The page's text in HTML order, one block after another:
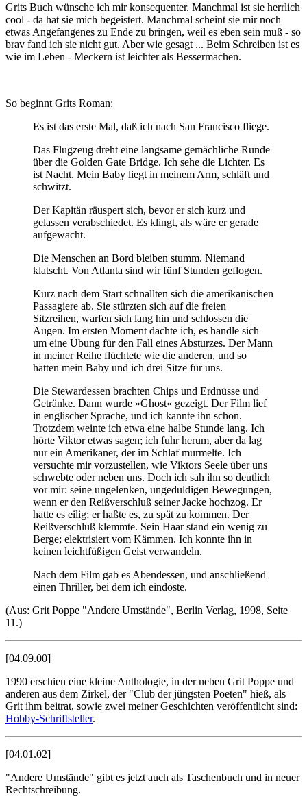
Grits Buch wünsche ich mir konsequenter. Manchmal ist sie herrlich
cool - da hat sie mich begeistert. Manchmal scheint sie mir noch
etwas Angefangenes zu Ende zu bringen, weil es eben sein muß - so
brav fand ich sie nicht gut. Aber wie gesagt ... Beim Schreiben ist es
wie im Leben - Meckern ist leichter als Bessermachen.
So beginnt Grits Roman:
Es ist das erste Mal, daß ich nach San Francisco fliege.
Das Flugzeug dreht eine langsame gemächliche Runde
über die Golden Gate Bridge. Ich sehe die Lichter. Es
ist Nacht. Mein Baby liegt in meinem Arm, schläft und
schwitzt.
Der Kapitän räuspert sich, bevor er sich kurz und
gelassen verabschiedet. Es klingt, als wäre er gerade
aufgewacht.
Die Menschen an Bord bleiben stumm. Niemand
klatscht. Von Atlanta sind wir fünf Stunden geflogen.
Kurz nach dem Start schnallten sich die amerikanischen
Passagiere ab. Sie stürzten sich auf die freien
Sitzreihen, warfen sich lang hin und schlossen die
Augen. Im ersten Moment dachte ich, es handle sich
um eine Übung für den Fall eines Absturzes. Der Mann
in meiner Reihe flüchtete wie die anderen, und so
hatten mein Baby und ich drei Sitze für uns.
Die Stewardessen brachten Chips und Erdnüsse und
Getränke. Dann wurde »Ghost« gezeigt. Der Film lief
in englischer Sprache, und ich kannte ihn schon.
Trotzdem weinte ich etwa eine halbe Stunde lang. Ich
hörte Viktor etwas sagen; ich fuhr herum, aber da lag
nur ein Amerikaner, der im Schlaf murmelte. Ich
versuchte mir vorzustellen, wie Viktors Seele über uns
schwebte oder neben uns. Doch ich sah ihn so deutlich
vor mir: seine ungelenken, ungeduldigen Bewegungen,
wenn er den Reißverschluß seiner Jacke hochzog. Er
hatte es eilig; er haßte es, zu spät zu kommen. Der
Reißverschluß klemmte. Sein Haar stand ein wenig zu
Berge; elektrisiert vom Kämmen. Ich konnte ihn in
keinen leichtfüßigen Geist verwandeln.
Nach dem Film gab es Abendessen, und anschließend
einen Thriller, bei dem ich eindöste.
(Aus: Grit Poppe "Andere Umstände", Berlin Verlag, 1998, Seite
11.)
[04.09.00]
1990 erschien eine kleine Anthologie, in der neben Grit Poppe und
anderen aus dem Zirkel, der "Club der jüngsten Poeten" hieß, als
Grit ihm beitrat, sowie zwei meiner Geschichten veröffentlicht sind:
Hobby-Schriftsteller.
[04.01.02]
"Andere Umstände" gibt es jetzt auch als Taschenbuch und in neuer
Rechtschreibung.